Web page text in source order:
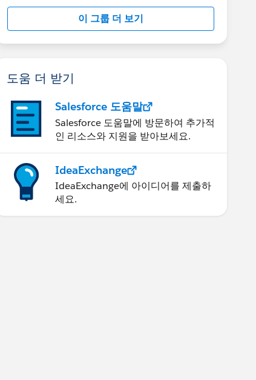
이 그룹 더 보기
도움 더 받기
Salesforce 도움말
Salesforce 도움말에 방문하여 추가적
인 리소스와 지원을 받아보세요.
IdeaExchange
IdeaExchange에 아이디어를 제출하
세요.